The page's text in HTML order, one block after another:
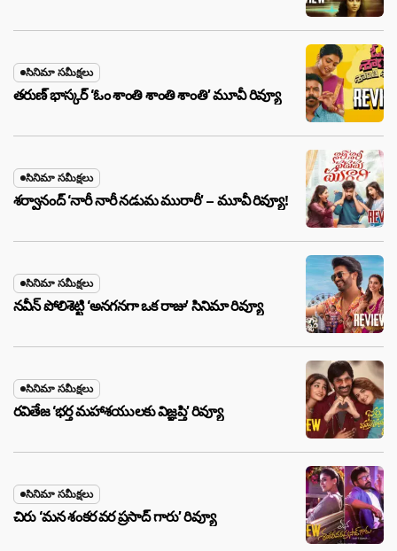
సినిమా సమీక్షలు
తరుణ్ భాస్కర్ ‘ఓం శాంతి శాంతి శాంతి’ మూవీ రివ్యూ
సినిమా సమీక్షలు
శర్వానంద్ ‘నారీ నారీ నడుమ మురారీ’ – మూవీ రివ్యూ!
సినిమా సమీక్షలు
నవీన్ పోలిశెట్టి ‘అనగనగా ఒక రాజు’ సినిమా రివ్యూ
సినిమా సమీక్షలు
రవితేజ ‘భర్త మహాశయులకు విజ్ఞప్తి’ రివ్యూ
సినిమా సమీక్షలు
చిరు ‘మ‌న శంక‌ర వ‌ర ప్ర‌సాద్ గారు’ రివ్యూ